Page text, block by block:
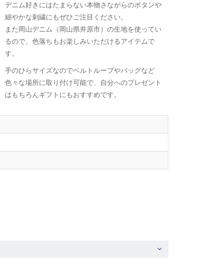
デニム好きにはたまらない本物さながらのボタンや
細やかな刺繍にもぜひご注目ください。
また岡山デニム（岡山県井原市）の生地を使ってい
るので、色落ちもお楽しみいただけるアイテムで
す。
手のひらサイズなのでベルトループやバッグなど
色々な場所に取り付け可能で、自分へのプレゼント
はもちろんギフトにもおすすめです。